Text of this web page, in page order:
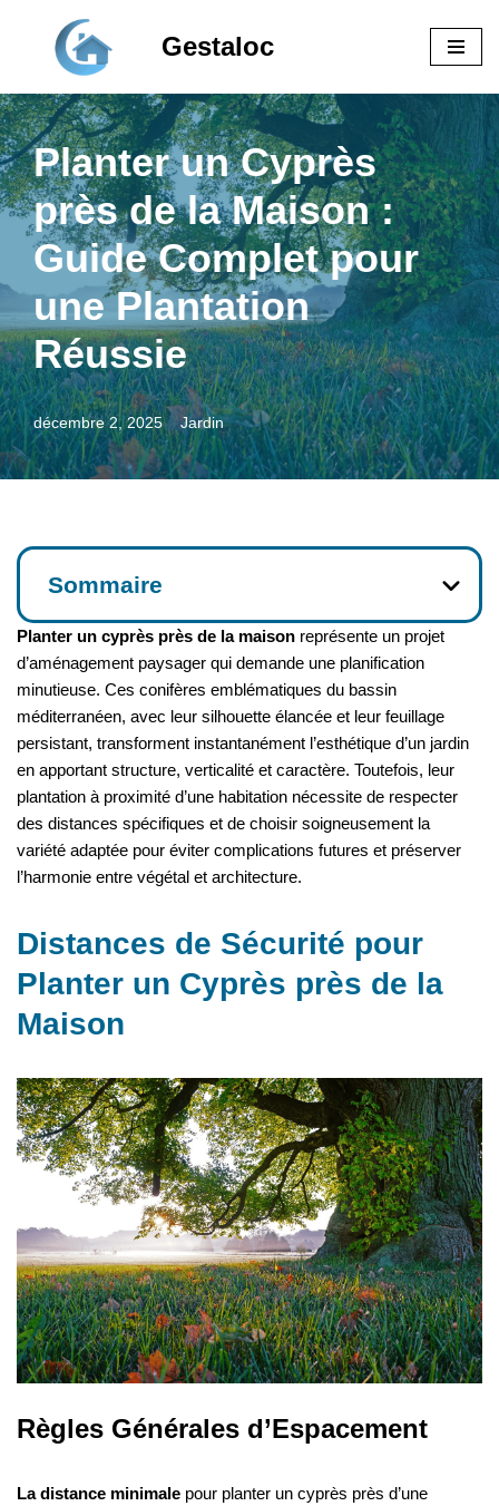
contenu
Gestaloc
Planter un Cyprès
près de la Maison :
Guide Complet pour
une Plantation
Réussie
décembre 2, 2025 Jardin
Sommaire
Planter un cyprès près de la maison représente un projet
d’aménagement paysager qui demande une planification
minutieuse. Ces conifères emblématiques du bassin
méditerranéen, avec leur silhouette élancée et leur feuillage
persistant, transforment instantanément l’esthétique d’un jardin
en apportant structure, verticalité et caractère. Toutefois, leur
plantation à proximité d’une habitation nécessite de respecter
des distances spécifiques et de choisir soigneusement la
variété adaptée pour éviter complications futures et préserver
l’harmonie entre végétal et architecture.
Distances de Sécurité pour
Planter un Cyprès près de la
Maison
Règles Générales d’Espacement
La distance minimale pour planter un cyprès près d’une